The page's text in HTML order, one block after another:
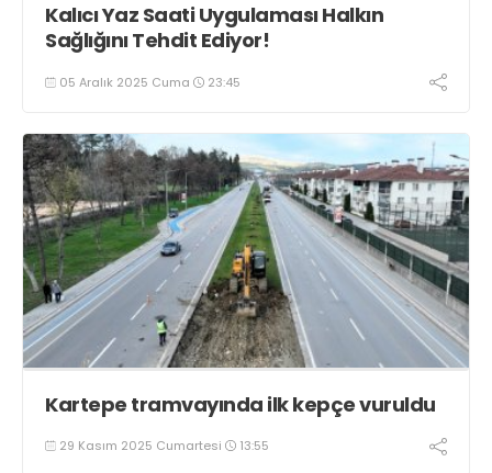
Kalıcı Yaz Saati Uygulaması Halkın
Sağlığını Tehdit Ediyor!
05 Aralık 2025 Cuma 23:45
Kartepe tramvayında ilk kepçe vuruldu
29 Kasım 2025 Cumartesi 13:55